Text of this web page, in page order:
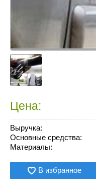
Цена:
Выручка:
Основные средства:
Материалы:
В избранное